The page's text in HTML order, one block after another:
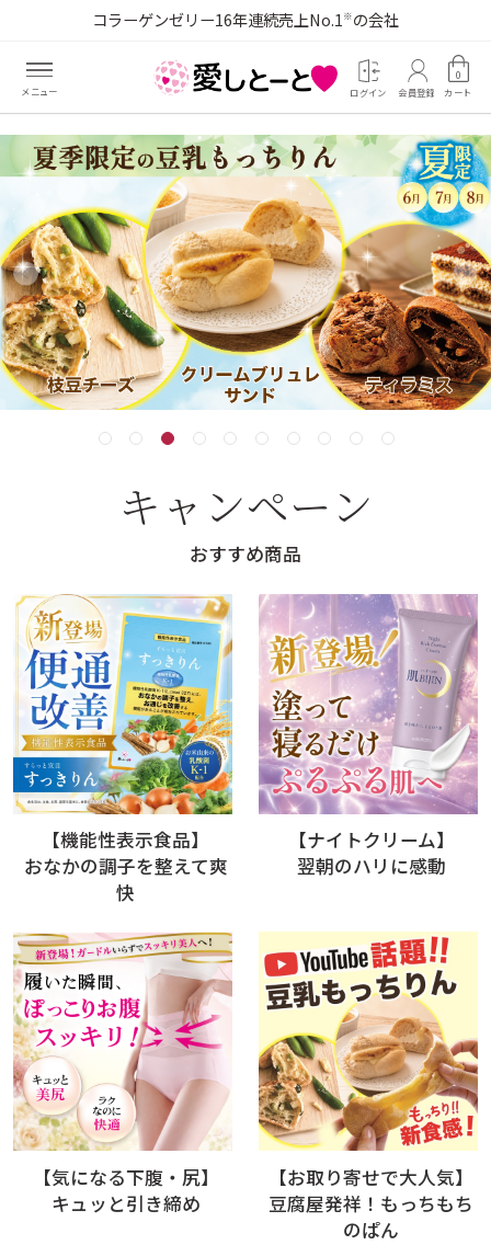
コラーゲンゼリー16年連続売上No.1 ※の会社
ログイン 会員登録 カート
0
キャンペーン
おすすめ商品
【機能性表示食品】
おなかの調子を整えて爽
快
【ナイトクリーム】
翌朝のハリに感動
【気になる下腹・尻】
キュッと引き締め
【お取り寄せで大人気】
豆腐屋発祥！もっちもち
のぱん